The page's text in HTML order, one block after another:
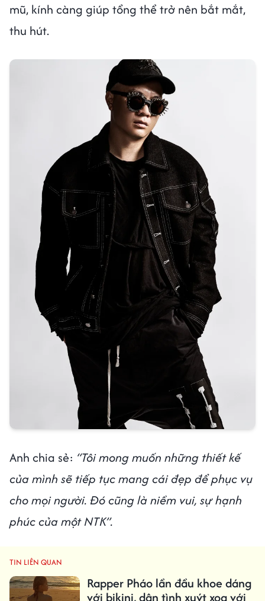
mũ, kính càng giúp tổng thể trở nên bắt mắt,
thu hút.
Anh chia sẻ: “Tôi mong muốn những thiết kế
của mình sẽ tiếp tục mang cái đẹp để phục vụ
cho mọi người. Đó cũng là niềm vui, sự hạnh
phúc của một NTK”.
TIN LIÊN QUAN
Rapper Pháo lần đầu khoe dáng
với bikini, dân tình xuýt xoa với